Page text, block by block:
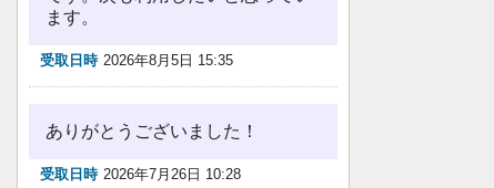
ます。
受取日時 2026年8月5日 15:35
ありがとうございました！
受取日時 2026年7月26日 10:28